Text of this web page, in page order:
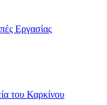
Εργασίας
του Καρκίνου